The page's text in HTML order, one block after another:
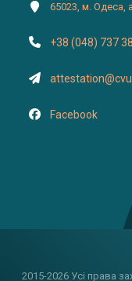
65023, м. Одеса,
+38 (048) 737
Facebook
2015-2026 Усі права